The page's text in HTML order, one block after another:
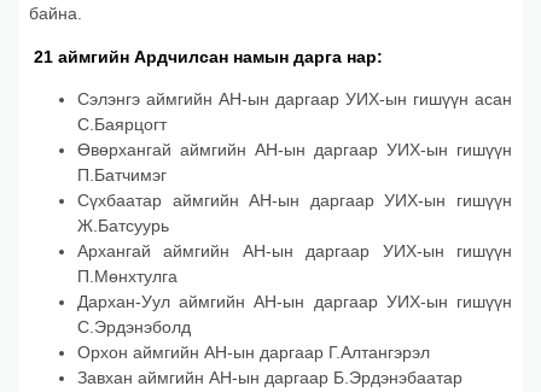
байна.
21 аймгийн Ардчилсан намын дарга нар:
Сэлэнгэ аймгийн АН-ын даргаар УИХ-ын гишүүн асан
С.Баярцогт
Өвөрхангай аймгийн АН-ын даргаар УИХ-ын гишүүн
П.Батчимэг
Сүхбаатар аймгийн АН-ын даргаар УИХ-ын гишүүн
Ж.Батсуурь
Архангай аймгийн АН-ын даргаар УИХ-ын гишүүн
П.Мөнхтулга
Дархан-Уул аймгийн АН-ын даргаар УИХ-ын гишүүн
С.Эрдэнэболд
Орхон аймгийн АН-ын даргаар Г.Алтангэрэл
Завхан аймгийн АН-ын даргаар Б.Эрдэнэбаатар